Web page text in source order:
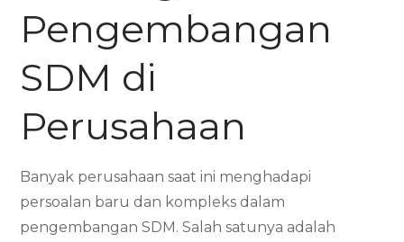
Pengembangan
SDM di
Perusahaan
Banyak perusahaan saat ini menghadapi
persoalan baru dan kompleks dalam
pengembangan SDM. Salah satunya adalah